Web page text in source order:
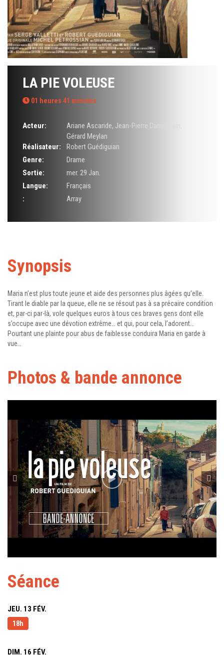
LA PIE VOLEUSE
01 heures 41 minutes
Acteur: Ariane Ascaride, Jean-Pierre Darroussin
Gérard Meylan
Réalisateur:
Robert Guédiguian
Genre:
Drame
Sortie:
mer. 29 Jan.
Langue:
Français
:
Array
Synopsis
Maria n’est plus toute jeune et aide des personnes plus âgées qu’elle.
Tirant le diable par la queue, elle ne se résout pas à sa précaire condition
et, par-ci par-là, vole quelques euros à tous ces braves gens dont elle
s’occupe avec une dévotion extrême… et qui, pour cela, l’adorent…
Pourtant une plainte pour abus de faiblesse conduira Maria en garde à
vue…
Photos & bande annonce
Séance
JEU. 13 FÉV.
18h
DIM. 16 FÉV.